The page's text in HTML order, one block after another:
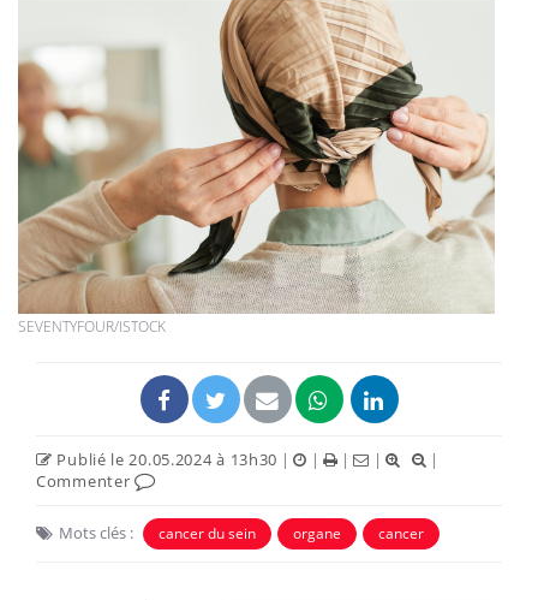
SEVENTYFOUR/ISTOCK
Publié le 20.05.2024 à 13h30 | | | |
|
Commenter
Mots clés : cancer du sein organe cancer